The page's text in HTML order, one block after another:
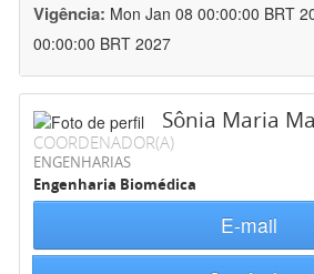
Vigência: Mon Jan 08 00:00:00 BRT
00:00:00 BRT 2027
Sônia Maria
COORDENADOR(A)
ENGENHARIAS
Engenharia Biomédica
E-mail